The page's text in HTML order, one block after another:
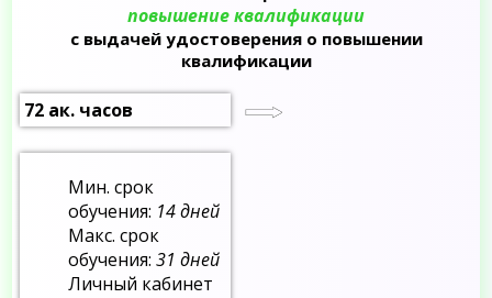
повышение квалификации
с выдачей удостоверения о повышении
квалификации
72 ак. часов
Мин. срок
обучения: 14 дней
Макс. срок
обучения:31 дней
Личный кабинет